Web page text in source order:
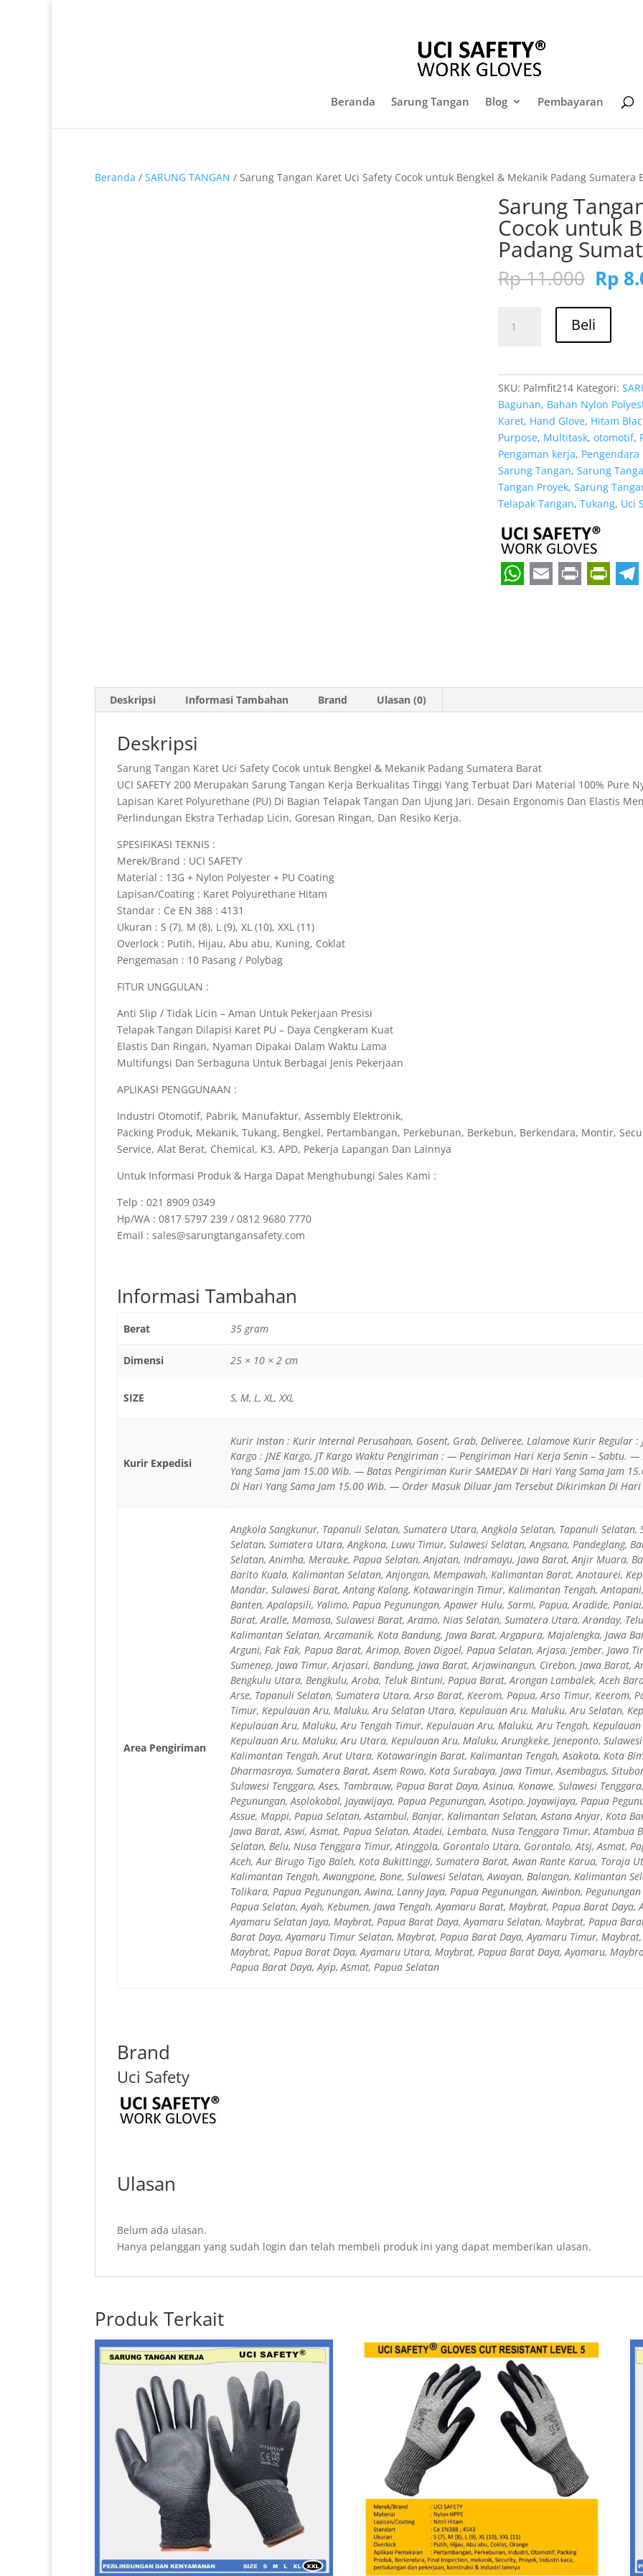
Beranda Sarung Tangan Blog Pembayaran
Beranda / SARUNG TANGAN / Sarung Tangan Karet Uci Safety Cocok untuk Bengkel & Mekanik Padang Sumatera
Sarung
Cocok untuk
Padang
Rp11.000
Rp
Rp
Sarung
Cocok
untuk
Bengkel
Mekanik
Padang
Sumatera
Barat
Beli
SKU: Palmfit214 Kategori:
Bagunan, Bahan Nylon
Karet, Hand Glove, Hitam
Purpose, Multitask, otomotif,
Pengaman kerja,
Sarung Tangan, Sarung
Tangan Proyek, Sarung
Telapak Tangan, Tukang, Uci
s
A
l t t
F
e
n
g
r
Deskripsi Informasi Tambahan Brand Ulasan (0)
Deskripsi
Sarung Tangan Karet Uci Safety Cocok untuk Bengkel & Mekanik Padang Sumatera Barat
UCI SAFETY 200 Merupakan Sarung Tangan Kerja Berkualitas Tinggi Yang Terbuat Dari Material 100% Pure
Lapisan Karet Polyurethane (PU) Di Bagian Telapak Tangan Dan Ujung Jari. Desain Ergonomis Dan Elastis
Perlindungan Ekstra Terhadap Licin, Goresan Ringan, Dan Resiko Kerja.
SPESIFIKASI TEKNIS :
Merek/Brand : UCI SAFETY
Material : 13G + Nylon Polyester + PU Coating
Lapisan/Coating : Karet Polyurethane Hitam
Standar : Ce EN 388 : 4131
Ukuran : S (7), M (8), L (9), XL (10), XXL (11)
Overlock : Putih, Hijau, Abu abu, Kuning, Coklat
Pengemasan : 10 Pasang / Polybag
FITUR UNGGULAN :
Anti Slip / Tidak Licin – Aman Untuk Pekerjaan Presisi
Telapak Tangan Dilapisi Karet PU – Daya Cengkeram Kuat
Elastis Dan Ringan, Nyaman Dipakai Dalam Waktu Lama
Multifungsi Dan Serbaguna Untuk Berbagai Jenis Pekerjaan
APLIKASI PENGGUNAAN :
Industri Otomotif, Pabrik, Manufaktur, Assembly Elektronik,
Packing Produk, Mekanik, Tukang, Bengkel, Pertambangan, Perkebunan, Berkebun, Berkendara, Montir,
Service, Alat Berat, Chemical, K3, APD, Pekerja Lapangan Dan Lainnya
Untuk Informasi Produk & Harga Dapat Menghubungi Sales Kami :
Telp : 021 8909 0349
Hp/WA : 0817 5797 239 / 0812 9680 7770
Email : sales@sarungtangansafety.com
Informasi Tambahan
Berat 35 gram
Dimensi 25 × 10 × 2 cm
SIZE S, M, L, XL, XXL
Kurir Expedisi
Kurir Instan : Kurir Internal Perusahaan, Gosent, Grab, Deliveree, Lalamove Kurir Regular :
Kargo : JNE Kargo, JT Kargo Waktu Pengiriman : — Pengiriman Hari Kerja Senin – Sabtu.
Yang Sama Jam 15.00 Wib. — Batas Pengiriman Kurir SAMEDAY Di Hari Yang Sama Jam
Di Hari Yang Sama Jam 15.00 Wib. — Order Masuk Diluar Jam Tersebut Dikirimkan Di Hari
Area Pengiriman
Angkola Sangkunur, Tapanuli Selatan, Sumatera Utara, Angkola Selatan, Tapanuli
Selatan, Sumatera Utara, Angkona, Luwu Timur, Sulawesi Selatan, Angsana, Pandeglang,
Selatan, Animha, Merauke, Papua Selatan, Anjatan, Indramayu, Jawa Barat, Anjir Muara,
Barito Kuala, Kalimantan Selatan, Anjongan, Mempawah, Kalimantan Barat, Anotaurei,
Mandar, Sulawesi Barat, Antang Kalang, Kotawaringin Timur, Kalimantan Tengah,
Banten, Apalapsili, Yalimo, Papua Pegunungan, Apawer Hulu, Sarmi, Papua, Aradide,
Barat, Aralle, Mamasa, Sulawesi Barat, Aramo, Nias Selatan, Sumatera Utara, Aranday,
Kalimantan Selatan, Arcamanik, Kota Bandung, Jawa Barat, Argapura, Majalengka, Jawa
Arguni, Fak Fak, Papua Barat, Arimop, Boven Digoel, Papua Selatan, Arjasa, Jember, Jawa
Sumenep, Jawa Timur, Arjasari, Bandung, Jawa Barat, Arjawinangun, Cirebon, Jawa Barat,
Bengkulu Utara, Bengkulu, Aroba, Teluk Bintuni, Papua Barat, Arongan Lambalek, Aceh
Arse, Tapanuli Selatan, Sumatera Utara, Arso Barat, Keerom, Papua, Arso Timur, Keerom,
Timur, Kepulauan Aru, Maluku, Aru Selatan Utara, Kepulauan Aru, Maluku, Aru Selatan,
Kepulauan Aru, Maluku, Aru Tengah Timur, Kepulauan Aru, Maluku, Aru Tengah,
Kepulauan Aru, Maluku, Aru Utara, Kepulauan Aru, Maluku, Arungkeke, Jeneponto,
Kalimantan Tengah, Arut Utara, Kotawaringin Barat, Kalimantan Tengah, Asakota, Kota
Dharmasraya, Sumatera Barat, Asem Rowo, Kota Surabaya, Jawa Timur, Asembagus,
Sulawesi Tenggara, Ases, Tambrauw, Papua Barat Daya, Asinua, Konawe, Sulawesi
Pegunungan, Asolokobal, Jayawijaya, Papua Pegunungan, Asotipo, Jayawijaya, Papua
Assue, Mappi, Papua Selatan, Astambul, Banjar, Kalimantan Selatan, Astana Anyar, Kota
Jawa Barat, Aswi, Asmat, Papua Selatan, Atadei, Lembata, Nusa Tenggara Timur, Atambua
Selatan, Belu, Nusa Tenggara Timur, Atinggola, Gorontalo Utara, Gorontalo, Atsj, Asmat,
Aceh, Aur Birugo Tigo Baleh, Kota Bukittinggi, Sumatera Barat, Awan Rante Karua, Toraja
Kalimantan Tengah, Awangpone, Bone, Sulawesi Selatan, Awayan, Balangan, Kalimantan
Tolikara, Papua Pegunungan, Awina, Lanny Jaya, Papua Pegunungan, Awinbon,
Papua Selatan, Ayah, Kebumen, Jawa Tengah, Ayamaru Barat, Maybrat, Papua Barat
Ayamaru Selatan Jaya, Maybrat, Papua Barat Daya, Ayamaru Selatan, Maybrat, Papua
Barat Daya, Ayamaru Timur Selatan, Maybrat, Papua Barat Daya, Ayamaru Timur,
Maybrat, Papua Barat Daya, Ayamaru Utara, Maybrat, Papua Barat Daya, Ayamaru,
Papua Barat Daya, Ayip, Asmat, Papua Selatan
Brand
Uci Safety
Ulasan
Belum ada ulasan.
Hanya pelanggan yang sudah login dan telah membeli produk ini yang dapat memberikan ulasan.
Produk Terkait